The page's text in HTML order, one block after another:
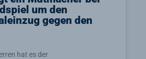
um den
gegen den
hat es der